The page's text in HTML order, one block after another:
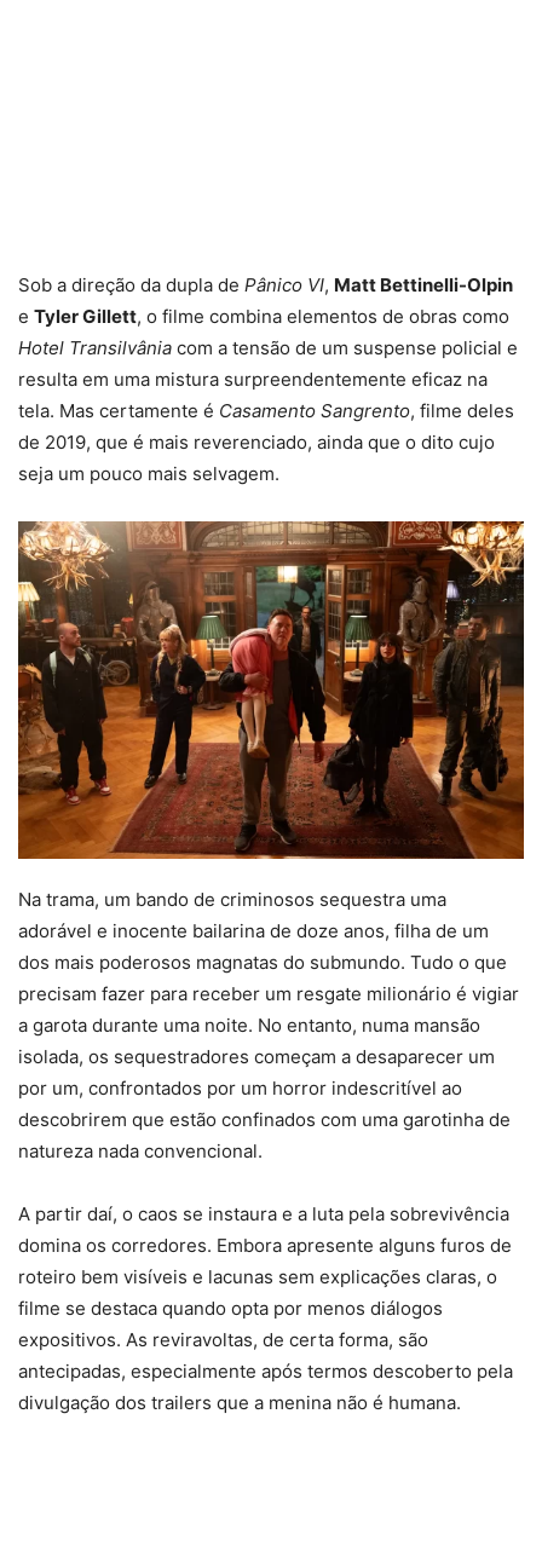
Sob a direção da dupla de Pânico VI, Matt Bettinelli-Olpin
e Tyler Gillett, o filme combina elementos de obras como
Hotel Transilvânia com a tensão de um suspense policial e
resulta em uma mistura surpreendentemente eficaz na
tela. Mas certamente é Casamento Sangrento, filme deles
de 2019, que é mais reverenciado, ainda que o dito cujo
seja um pouco mais selvagem.
Na trama, um bando de criminosos sequestra uma
adorável e inocente bailarina de doze anos, filha de um
dos mais poderosos magnatas do submundo. Tudo o que
precisam fazer para receber um resgate milionário é vigiar
a garota durante uma noite. No entanto, numa mansão
isolada, os sequestradores começam a desaparecer um
por um, confrontados por um horror indescritível ao
descobrirem que estão confinados com uma garotinha de
natureza nada convencional.
A partir daí, o caos se instaura e a luta pela sobrevivência
domina os corredores. Embora apresente alguns furos de
roteiro bem visíveis e lacunas sem explicações claras, o
filme se destaca quando opta por menos diálogos
expositivos. As reviravoltas, de certa forma, são
antecipadas, especialmente após termos descoberto pela
divulgação dos trailers que a menina não é humana.